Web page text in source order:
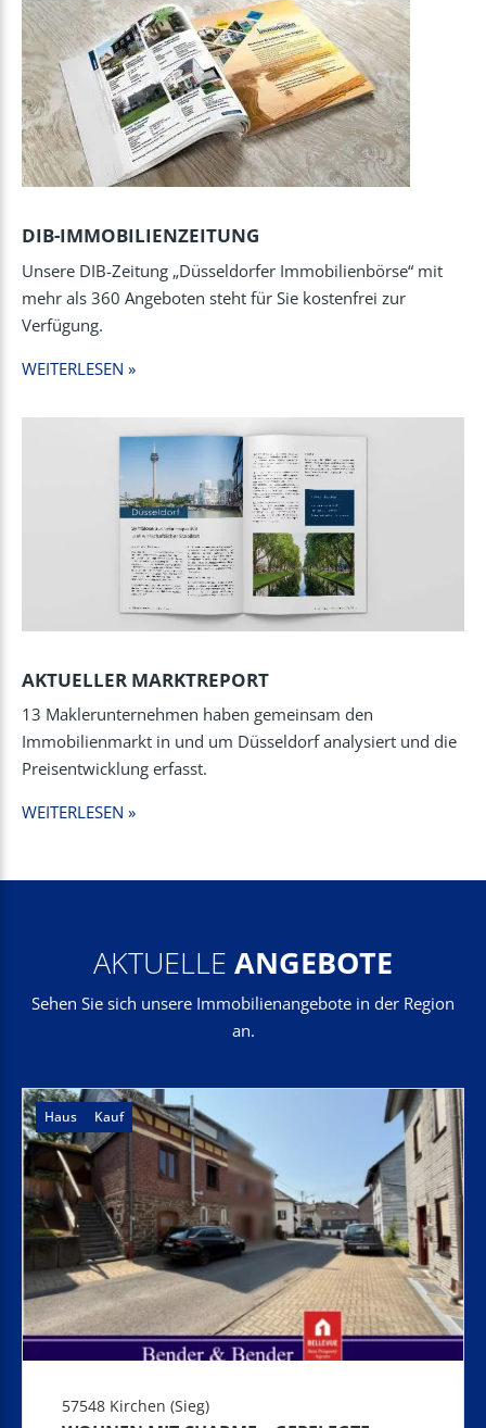
DIB-IMMOBILIENZEITUNG
Unsere DIB-Zeitung „Düsseldorfer Immobilienbörse“ mit
mehr als 360 Angeboten steht für Sie kostenfrei zur
Verfügung.
WEITERLESEN »
AKTUELLER MARKTREPORT
13 Maklerunternehmen haben gemeinsam den
Immobilienmarkt in und um Düsseldorf analysiert und die
Preisentwicklung erfasst.
WEITERLESEN »
AKTUELLE ANGEBOTE
Sehen Sie sich unsere Immobilienangebote in der Region
an.
Haus Kauf
57548 Kirchen (Sieg)